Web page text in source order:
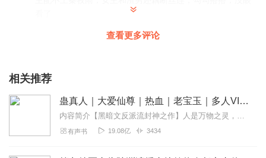
这本书真的很好，好到值得我费尽我为数不多的脑细胞想尽
高录的非常好，希望所有人都能听到如此好听的书。！此书
故事不拖沓，构思也严谨，让人看得很爽。收视长虹冲冲冲
2023-06-21
查看更多评论
相关推荐
蛊真人｜大爱仙尊｜热血｜老宝玉｜多人VIP免费有声剧
内容简介【黑暗文反派流封神之作】人是万物之灵，蛊是天地真精。一个穿越者不断重生的故事。一个养蛊、炼蛊、用蛊的奇特世界。配音组（男角色）老宝玉旁白...
有声书 19.08亿 3434